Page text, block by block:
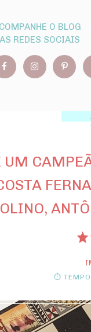
O BLOG
REDES SOCIAIS
UM
⏱ TEMPO